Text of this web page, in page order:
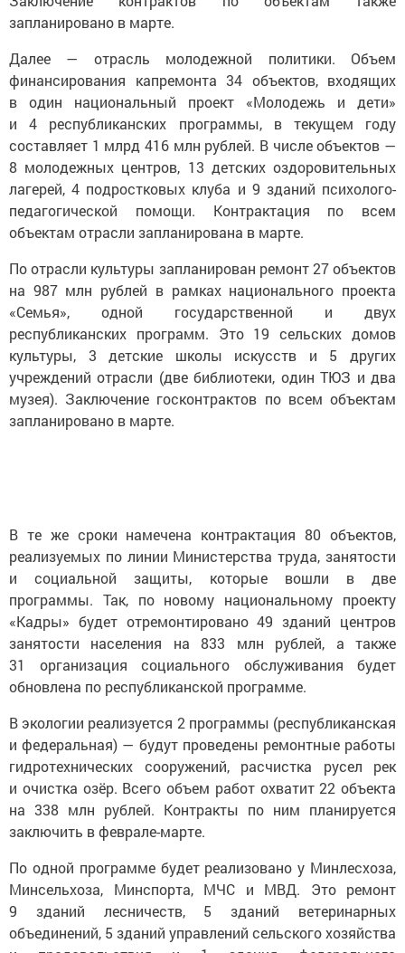
запланировано в марте.
Далее — отрасль молодежной политики. Объем
финансирования капремонта 34 объектов, входящих
в один национальный проект «Молодежь и дети»
и 4 республиканских программы, в текущем году
составляет 1 млрд 416 млн рублей. В числе объектов —
8 молодежных центров, 13 детских оздоровительных
лагерей, 4 подростковых клуба и 9 зданий психолого-
педагогической помощи. Контрактация по всем
объектам отрасли запланирована в марте.
По отрасли культуры запланирован ремонт 27 объектов
на 987 млн рублей в рамках национального проекта
«Семья», одной государственной и двух
республиканских программ. Это 19 сельских домов
культуры, 3 детские школы искусств и 5 других
учреждений отрасли (две библиотеки, один ТЮЗ и два
музея). Заключение госконтрактов по всем объектам
запланировано в марте.
В те же сроки намечена контрактация 80 объектов,
реализуемых по линии Министерства труда, занятости
и социальной защиты, которые вошли в две
программы. Так, по новому национальному проекту
«Кадры» будет отремонтировано 49 зданий центров
занятости населения на 833 млн рублей, а также
31 организация социального обслуживания будет
обновлена по республиканской программе.
В экологии реализуется 2 программы (республиканская
и федеральная) — будут проведены ремонтные работы
гидротехнических сооружений, расчистка русел рек
и очистка озёр. Всего объем работ охватит 22 объекта
на 338 млн рублей. Контракты по ним планируется
заключить в феврале-марте.
По одной программе будет реализовано у Минлесхоза,
Минсельхоза, Минспорта, МЧС и МВД. Это ремонт
9 зданий лесничеств, 5 зданий ветеринарных
объединений, 5 зданий управлений сельского хозяйства